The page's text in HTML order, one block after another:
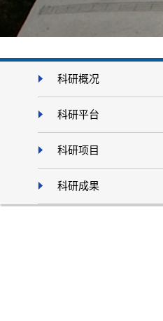
科研概况
科研平台
科研项目
科研成果